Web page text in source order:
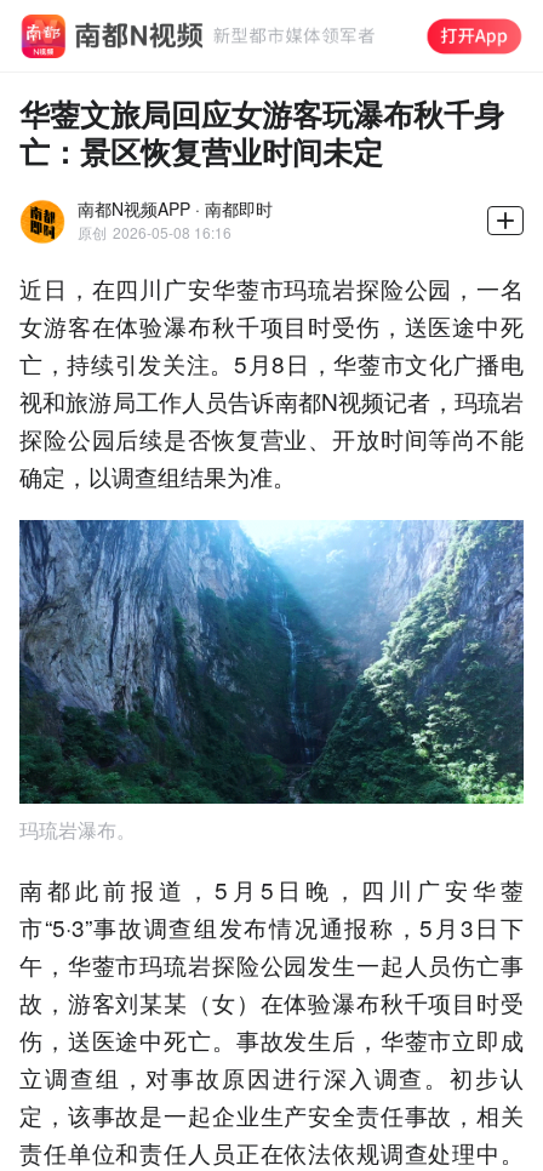
华蓥文旅局回应女游客玩瀑布秋千身
亡：景区恢复营业时间未定
南都N视频APP · 南都即时
原创 2026-05-08 16:16
近日，在四川广安华蓥市玛琉岩探险公园，一名
女游客在体验瀑布秋千项目时受伤，送医途中死
亡，持续引发关注。5月8日，华蓥市文化广播电
视和旅游局工作人员告诉南都N视频记者，玛琉岩
探险公园后续是否恢复营业、开放时间等尚不能
确定，以调查组结果为准。
玛琉岩瀑布。
南都此前报道，5月5日晚，四川广安华蓥
市“5·3”事故调查组发布情况通报称，5月3日下
午，华蓥市玛琉岩探险公园发生一起人员伤亡事
故，游客刘某某（女）在体验瀑布秋千项目时受
伤，送医途中死亡。事故发生后，华蓥市立即成
立调查组，对事故原因进行深入调查。初步认
定，该事故是一起企业生产安全责任事故，相关
责任单位和责任人员正在依法依规调查处理中。